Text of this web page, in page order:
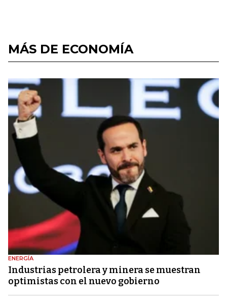
MÁS DE ECONOMÍA
ENERGÍA
Industrias petrolera y minera se muestran
optimistas con el nuevo gobierno